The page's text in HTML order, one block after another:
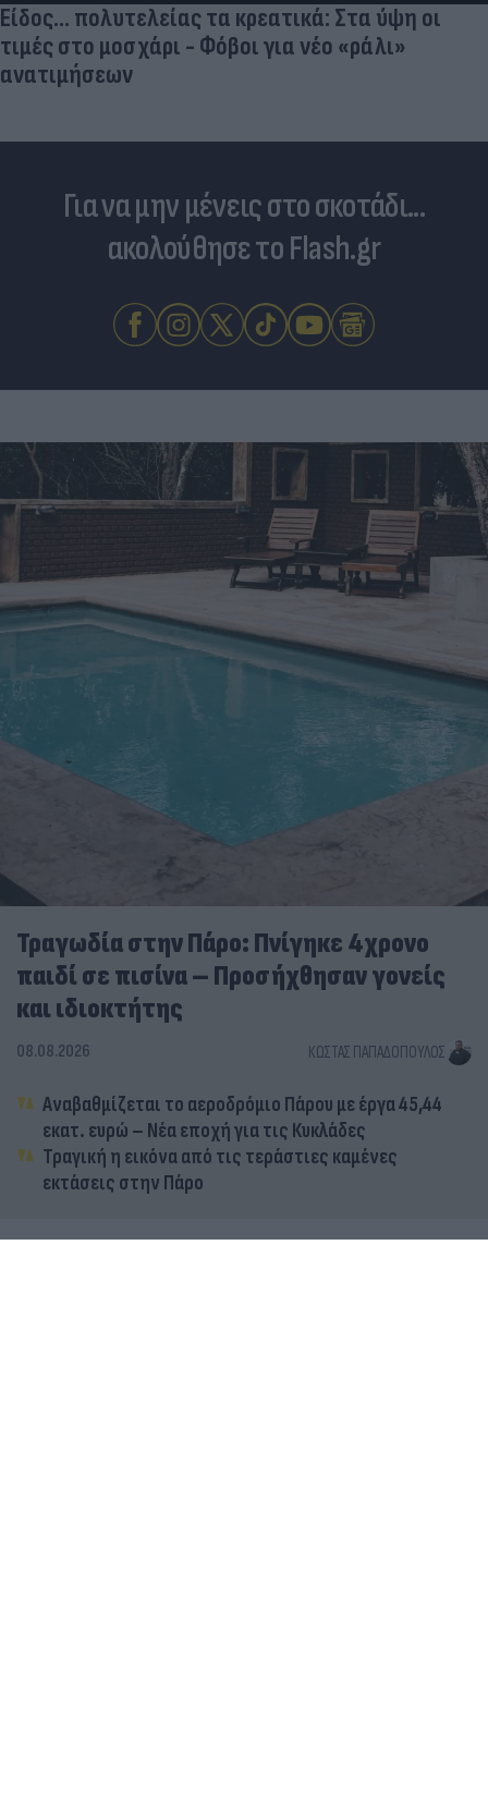
Είδος... πολυτελείας τα κρεατικά: Στα ύψη οι
τιμές στο μοσχάρι - Φόβοι για νέο «ράλι»
ανατιμήσεων
Για να μην μένεις στο σκοτάδι...
ακολούθησε το Flash.gr
Τραγωδία στην Πάρο: Πνίγηκε 4χρονο
παιδί σε πισίνα – Προσήχθησαν γονείς
και ιδιοκτήτης
08.08.2026 ΚΏΣΤΑΣ ΠΑΠΑΔΌΠΟΥΛΟΣ
Αναβαθμίζεται το αεροδρόμιο Πάρου με έργα 45,44
εκατ. ευρώ – Νέα εποχή για τις Κυκλάδες
Τραγική η εικόνα από τις τεράστιες καμένες
εκτάσεις στην Πάρο